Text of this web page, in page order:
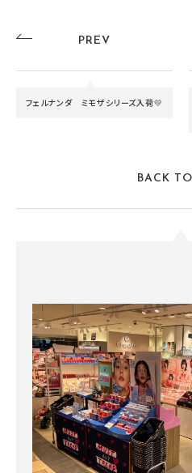
PREV
フェルナンダ ミモザシリーズ入荷💛
BACK